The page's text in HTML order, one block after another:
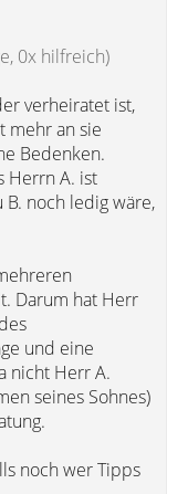
0x hilfreich)
verheiratet ist,
mehr an sie
Bedenken.
Herrn A. ist
B. noch ledig wäre,
Darum hat Herr
und eine
nicht Herr A.
seines Sohnes)
noch wer Tipps